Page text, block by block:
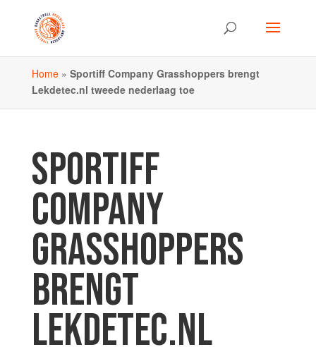
Home» Sportiff Company Grasshoppers brengt
Lekdetec.nl tweede nederlaag toe
SPORTIFF
COMPANY
GRASSHOPPERS
BRENGT
LEKDETEC.NL